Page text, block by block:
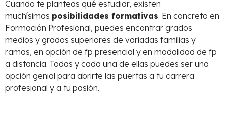
Cuando te planteas qué estudiar, existen
muchísimas posibilidades formativas. En concreto en
Formación Profesional, puedes encontrar grados
medios y grados superiores de variadas familias y
ramas, en opción de fp presencial y en modalidad de fp
a distancia. Todas y cada una de ellas puedes ser una
opción genial para abrirte las puertas a tu carrera
profesional y a tu pasión.